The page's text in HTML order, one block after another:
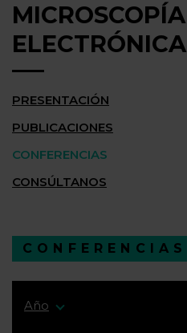
MICROSCOPÍA
ELECTRÓNICA
PRESENTACIÓN
PUBLICACIONES
CONFERENCIAS
CONSÚLTANOS
CONFERENCIAS
Año